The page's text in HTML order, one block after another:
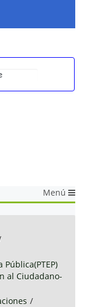
Menú
al Ciudadano-
/